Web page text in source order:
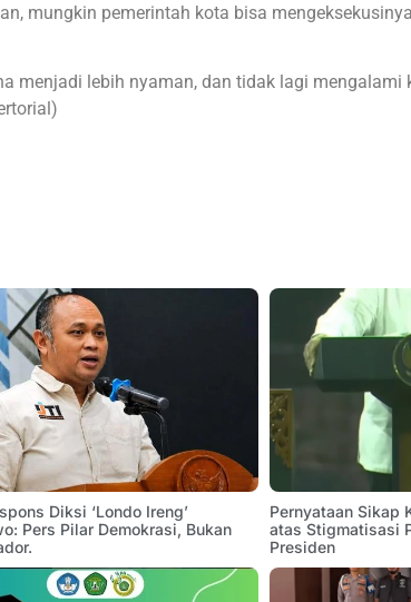
mungkin pemerintah kota bisa
menjadi lebih nyaman, dan tidak lagi mengalami
Diksi ‘Londo Ireng’
Pers Pilar Demokrasi, Bukan
Pernyataan Sikap
atas Stigmatisasi
Presiden